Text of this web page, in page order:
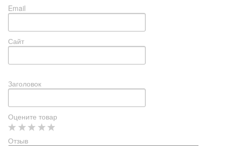
Email
Сайт
Заголовок
Оцените товар
Отзыв